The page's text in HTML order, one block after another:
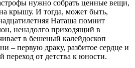
нужно собрать ценные вещи,
на крышу. И тогда, может быть,
Наташа помнит
ненадолго приходящий в
в бешеный калейдоскоп
– первую драку, разбитое сердце и
переход от детства к юности.